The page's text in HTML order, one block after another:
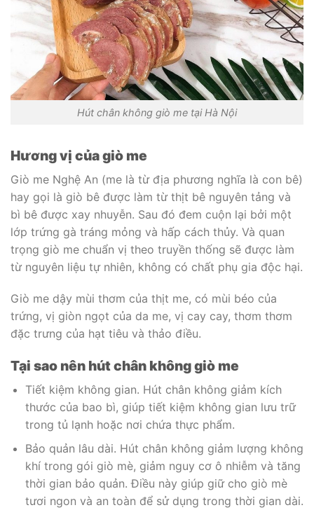
Hút chân không giò me tại Hà Nội
Hương vị của giò me
Giò me Nghệ An (me là từ địa phương nghĩa là con bê)
hay gọi là giò bê được làm từ thịt bê nguyên tảng và
bì bê được xay nhuyễn. Sau đó đem cuộn lại bởi một
lớp trứng gà tráng mỏng và hấp cách thủy. Và quan
trọng giò me chuẩn vị theo truyền thống sẽ được làm
từ nguyên liệu tự nhiên, không có chất phụ gia độc hại.
Giò me dậy mùi thơm của thịt me, có mùi béo của
trứng, vị giòn ngọt của da me, vị cay cay, thơm thơm
đặc trưng của hạt tiêu và thảo điều.
Tại sao nên hút chân không giò me
Tiết kiệm không gian. Hút chân không giảm kích
thước của bao bì, giúp tiết kiệm không gian lưu trữ
trong tủ lạnh hoặc nơi chứa thực phẩm.
Bảo quản lâu dài. Hút chân không giảm lượng không
khí trong gói giò mè, giảm nguy cơ ô nhiễm và tăng
thời gian bảo quản. Điều này giúp giữ cho giò mè
tươi ngon và an toàn để sử dụng trong thời gian dài.